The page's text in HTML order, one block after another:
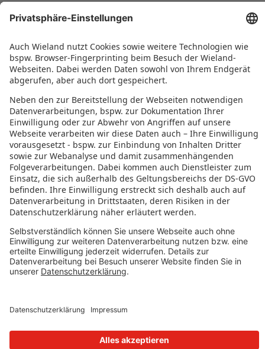
Karriere
Arbeiten bei Wieland
Jobs Europa
Jobs Nordamerika
Jobs Asien
RECHTLICHES
Datenschutz
Impressum
Governance
Nutzungsbedingungen
FOLGE UNS AUF